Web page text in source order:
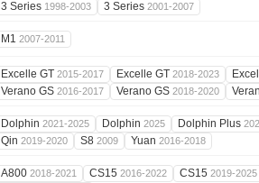
3 Series 1998-2003 3 Series 2001-2007
M1 2007-2011
Excelle GT 2015-2017 Excelle GT 2018-2023
Verano GS 2016-2017 Verano GS 2018-2020
Dolphin 2021-2025 Dolphin 2025 Dolphin Plus
Qin 2019-2020 S8 2009 Yuan 2016-2018
A800 2018-2021 CS15 2016-2022 CS15 2019-2025